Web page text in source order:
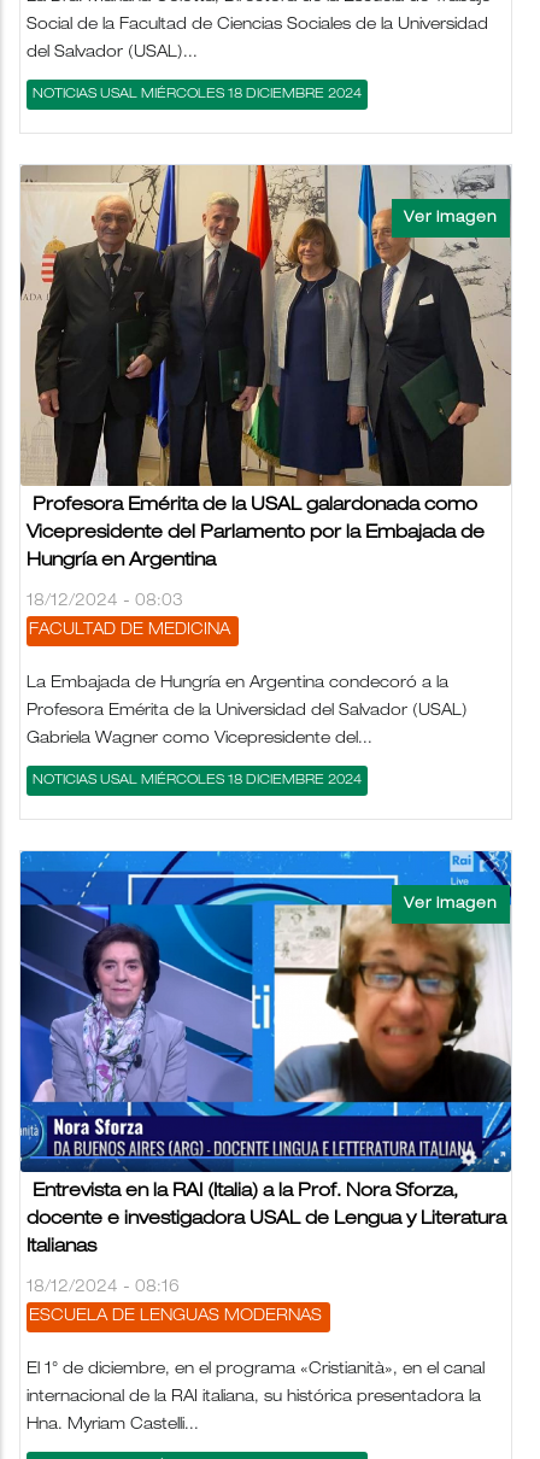
Social de la Facultad de Ciencias Sociales de la Universidad
del Salvador (USAL)...
NOTICIAS USAL MIÉRCOLES 18 DICIEMBRE 2024
Profesora Emérita de la USAL galardonada como
Vicepresidente del Parlamento por la Embajada de
Hungría en Argentina
18/12/2024 - 08:03
FACULTAD DE MEDICINA
La Embajada de Hungría en Argentina condecoró a la
Profesora Emérita de la Universidad del Salvador (USAL)
Gabriela Wagner como Vicepresidente del...
NOTICIAS USAL MIÉRCOLES 18 DICIEMBRE 2024
Entrevista en la RAI (Italia) a la Prof. Nora Sforza,
docente e investigadora USAL de Lengua y Literatura
Italianas
18/12/2024 - 08:16
ESCUELA DE LENGUAS MODERNAS
El 1° de diciembre, en el programa «Cristianità», en el canal
internacional de la RAI italiana, su histórica presentadora la
Hna. Myriam Castelli...